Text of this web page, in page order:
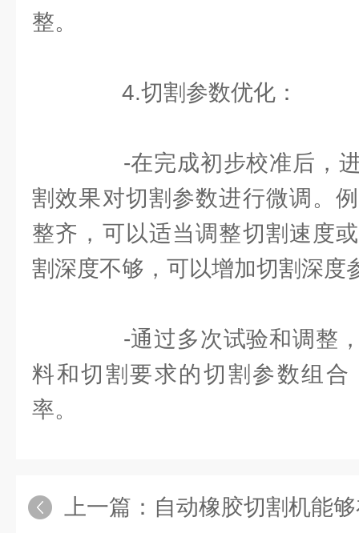
整。
4.切割参数优化：
-在完成初步校准后，进
割效果对切割参数进行微调。
整齐，可以适当调整切割速度
割深度不够，可以增加切割深度
-通过多次试验和调整，
料和切割要求的切割参数组合
率。
上一篇： 自动橡胶切割机能够在短